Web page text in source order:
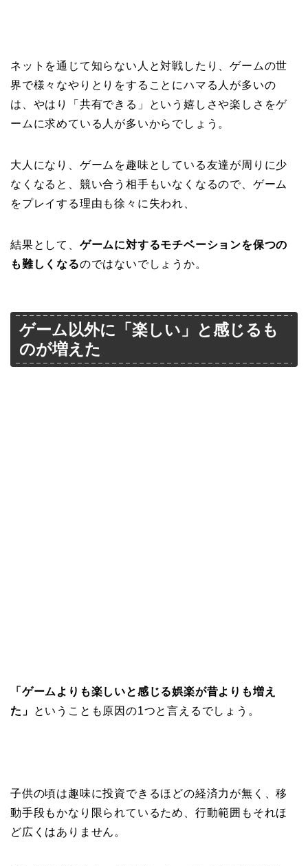
ネットを通じて知らない人と対戦したり、ゲームの世
界で様々なやりとりをすることにハマる人が多いの
は、やはり「共有できる」という嬉しさや楽しさをゲ
ームに求めている人が多いからでしょう。
大人になり、ゲームを趣味としている友達が周りに少
なくなると、競い合う相手もいなくなるので、ゲーム
をプレイする理由も徐々に失われ、
結果として、 ゲームに対するモチベーションを保つの
も難しくなるのではないでしょうか。
ゲーム以外に「楽しい」と感じるも
のが増えた
「ゲームよりも楽しいと感じる娯楽が昔よりも増え
た」
ということも原因の1つと言えるでしょう。
子供の頃は趣味に投資できるほどの経済力が無く、移
動手段もかなり限られているため、行動範囲もそれほ
ど広くはありません。